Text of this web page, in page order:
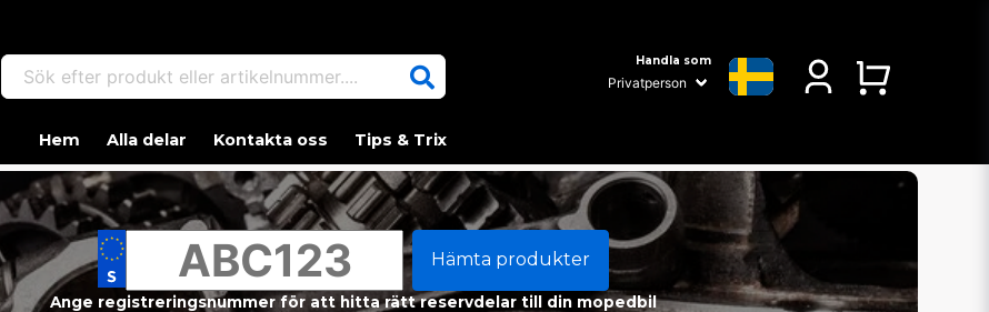
Sök efter produkt eller artikelnummer.... Handla som
Hem Alla delar Kontakta oss Tips & Trix
Hämta produkter
Ange registreringsnummer för att hitta rätt reservdelar till din mopedbil